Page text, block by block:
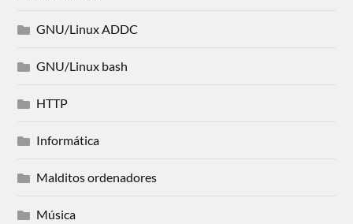
GNU/Linux ADDC
GNU/Linux bash
HTTP
Informática
Malditos ordenadores
Música